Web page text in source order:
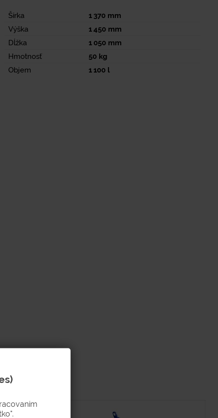
Šírka 1 370 mm
Výška
1 450 mm
Dĺžka
1 050 mm
Hmotnosť
50 kg
Objem
1 100 l